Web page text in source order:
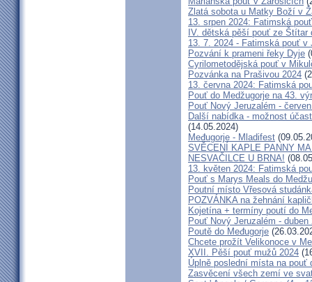
Zlatá sobota u Matky Boží v
13. srpen 2024: Fatimská
IV. dětská pěší pouť ze Štítar
13. 7. 2024 - Fatimská pouť
Pozvání k prameni řeky Dyje
Cyrilometodějská pouť v
Pozvánka na Prašivou 2024
13. června 2024: Fatimská
Pouť do Medžugorje na 43.
Pouť Nový Jeruzalém -
Další nabídka - možnost
(14.05.2024)
Međugorje - Mladifest
SVĚCENÍ KAPLE PANNY
NESVAČILCE U BRNA!
13. květen 2024: Fatimská
Pouť s Marys Meals do
Poutní místo Vřesová
POZVÁNKA na žehnání
Kojetína + termíny poutí do
Pouť Nový Jeruzalém - duben
Poutě do Međugorje
Chcete prožít Velikonoce v
XVII. Pěší pouť mužů 2024
Úplně poslední místa na pouť
Zasvěcení všech zemí ve